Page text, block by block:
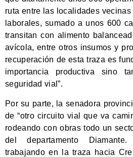
ruta entre las localidades
laborales, sumado a unos 600
transitan con alimento
avícola, entre otros insumos y
recuperación de esta traza es
importancia productiva sino
seguridad vial”.
Por su parte, la senadora
de “otro circuito vial que va
rodeando con obras todo un
del departamento
trabajando en la traza hacia